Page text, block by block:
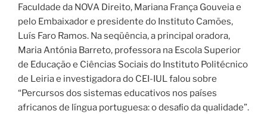
Faculdade da NOVA Direito, Mariana França Gouveia e
pelo Embaixador e presidente do Instituto Camões,
Luís Faro Ramos. Na seqüência, a principal oradora,
Maria Antónia Barreto, professora na Escola Superior
de Educação e Ciências Sociais do Instituto Politécnico
de Leiria e investigadora do CEI-IUL falou sobre
“Percursos dos sistemas educativos nos países
africanos de língua portuguesa: o desaﬁo da qualidade”.